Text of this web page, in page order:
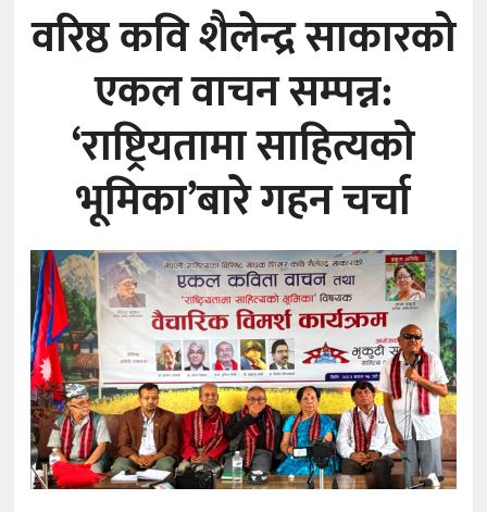
वरिष्ठ कवि शैलेन्द्र साकारको
एकल वाचन सम्पन्न:
‘राष्ट्रियतामा साहित्यको
भूमिका’बारे गहन चर्चा